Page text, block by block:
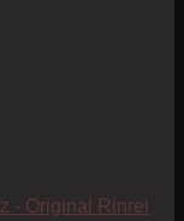
- Original Rinrei